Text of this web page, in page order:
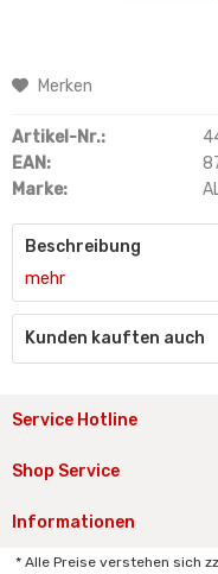
Merken
Artikel-Nr.:
EAN:
Marke:
Beschreibung
mehr
Kunden kauften auch
Service Hotline
Shop Service
Informationen
* Alle Preise verstehen sich